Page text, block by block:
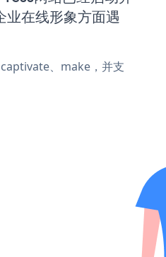
业在线形象方面遇
、make，并支